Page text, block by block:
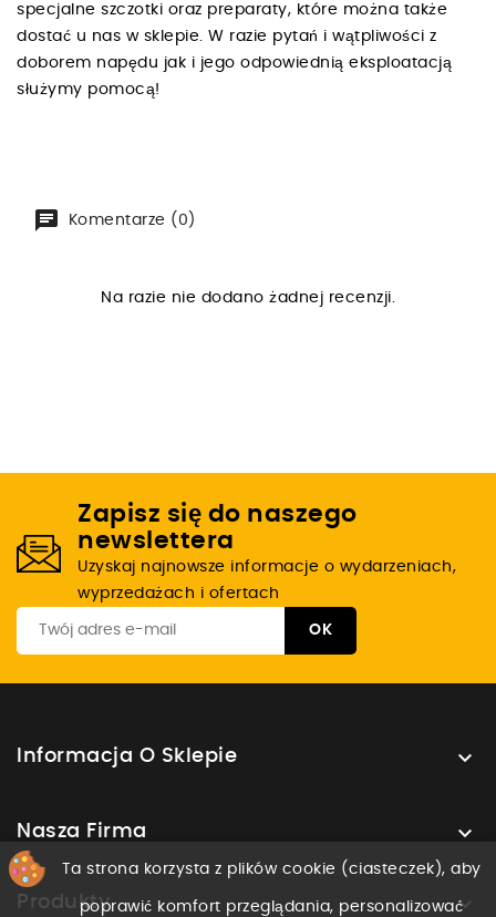
specjalne szczotki oraz preparaty, które można także
dostać u nas w sklepie. W razie pytań i wątpliwości z
doborem napędu jak i jego odpowiednią eksploatacją
służymy pomocą!
Komentarze (0)
Na razie nie dodano żadnej recenzji.
Zapisz się do naszego
newslettera
Uzyskaj najnowsze informacje o wydarzeniach,
wyprzedażach i ofertach
Informacja O Sklepie 
Nasza Firma 
Produkty 
Ta strona korzysta z plików cookie (ciasteczek), aby
poprawić komfort przeglądania, personalizować